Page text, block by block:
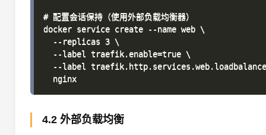
# 配置会话保持（使用外部负载均衡器）
docker service create --name web \
  --replicas 3 \
  --label traefik.enable=true \
--label
4.2 外部负载均衡